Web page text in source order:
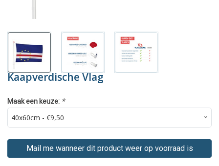
Kaapverdische Vlag
Maak een keuze: *
Mail me wanneer dit product weer op voorraad is